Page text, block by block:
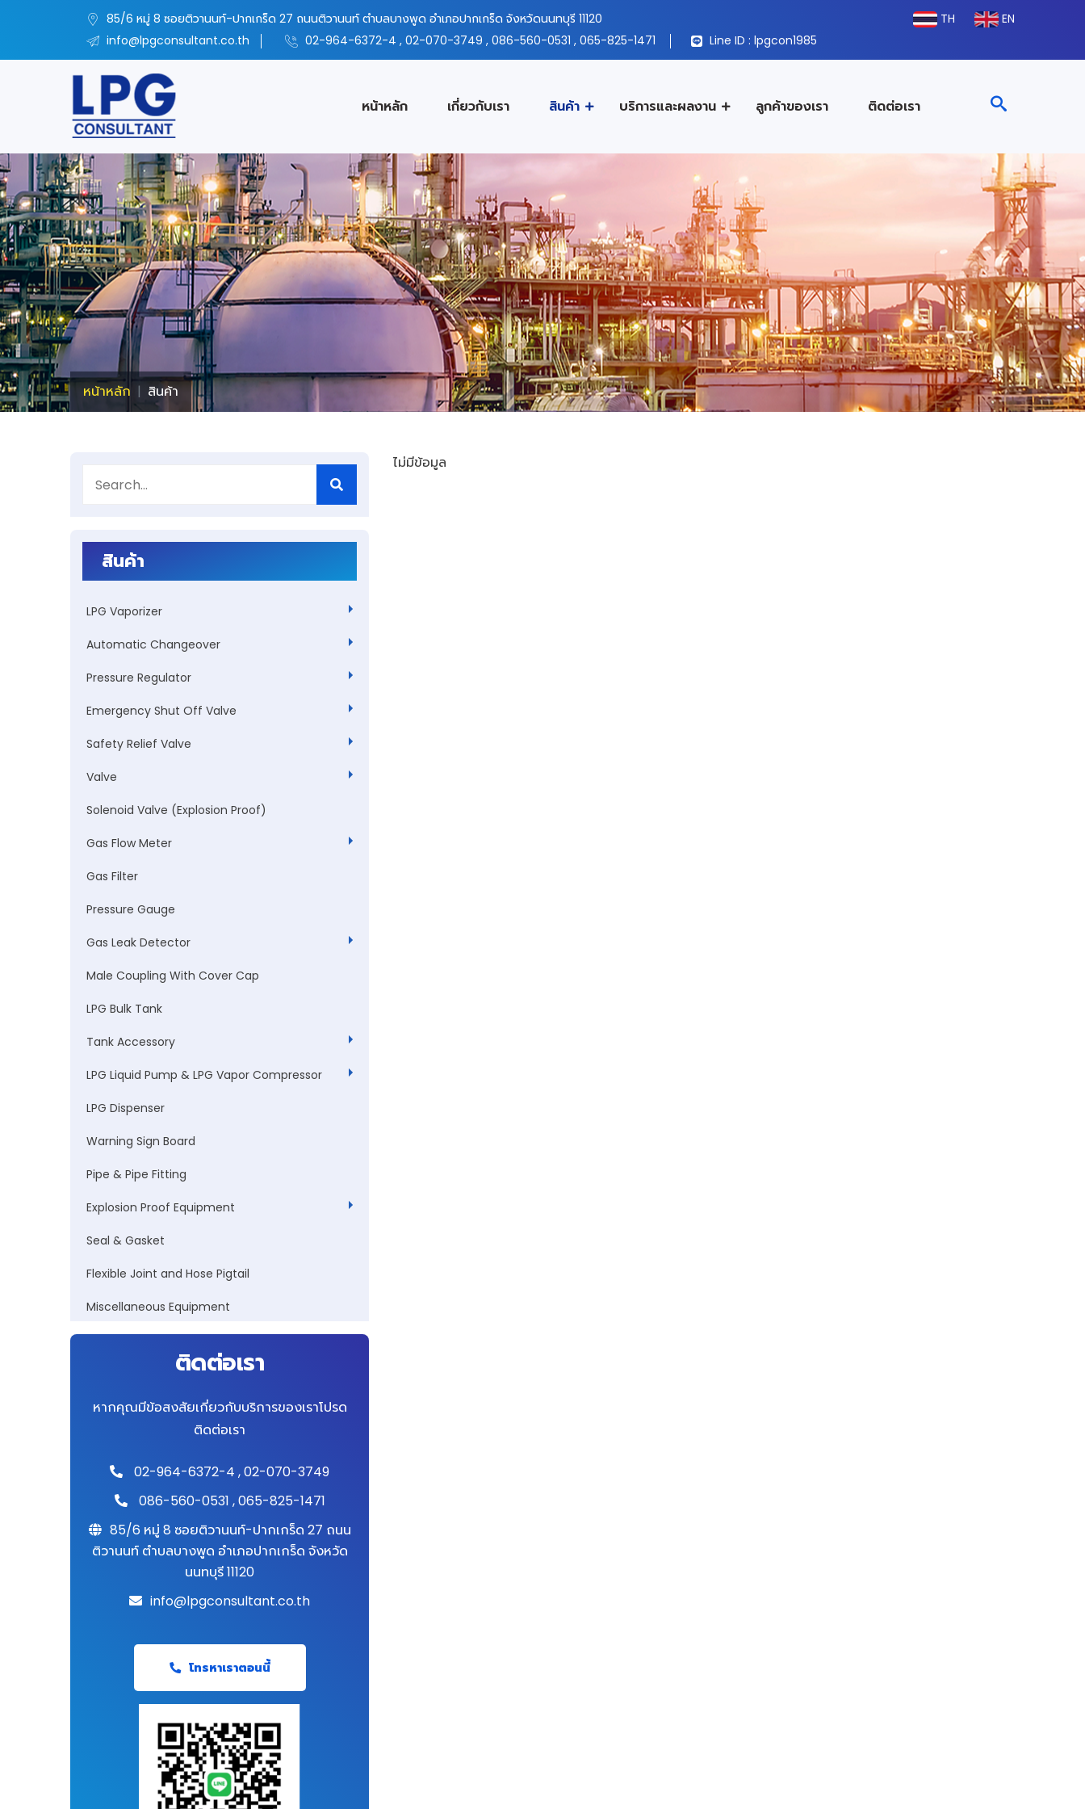
85/6 หมู่ 8 ซอยติวานนท์-ปากเกร็ด 27 ถนนติวานนท์ ตำบลบางพูด อำเภอปากเกร็ด จังหวัดนนทบุรี 11120
info@lpgconsultant.co.th
02-964-6372-4 , 02-070-3749 , 086-560-0531 , 065-825-1471 Line ID : lpgcon1985
TH EN
หน้าหลัก เกี่ยวกับเรา สินค้า บริการและผลงาน ลูกค้าของเรา ติดต่อเรา
หน้าหลัก สินค้า
สินค้า
LPG Vaporizer
Automatic Changeover
Pressure Regulator
Emergency Shut Off Valve
Safety Relief Valve
Valve
Solenoid Valve (Explosion Proof)
Gas Flow Meter
Gas Filter
Pressure Gauge
Gas Leak Detector
Male Coupling With Cover Cap
LPG Bulk Tank
Tank Accessory
LPG Liquid Pump & LPG Vapor Compressor
LPG Dispenser
Warning Sign Board
Pipe & Pipe Fitting
Explosion Proof Equipment
Seal & Gasket
Flexible Joint and Hose Pigtail
Miscellaneous Equipment
ติดต่อเรา
หากคุณมีข้อสงสัยเกี่ยวกับบริการของเราโปรด
ติดต่อเรา
02-964-6372-4 ,02-070-3749
086-560-0531 ,065-825-1471
85/6 หมู่ 8 ซอยติวานนท์-ปากเกร็ด 27 ถนน
ติวานนท์ ตำบลบางพูด อำเภอปากเกร็ด จังหวัด
นนทบุรี 11120
info@lpgconsultant.co.th
โทรหาเราตอนนี้
ไม่มีข้อมูล